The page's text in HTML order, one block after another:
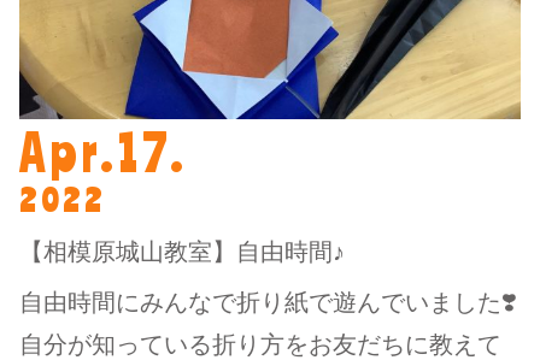
Apr.17.
2022
【相模原城山教室】自由時間♪
自由時間にみんなで折り紙で遊んでいました❣️
自分が知っている折り方をお友だちに教えて